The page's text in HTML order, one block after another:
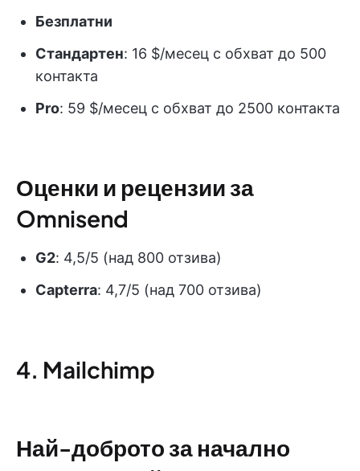
Безплатни
Стандартен: 16 $/месец с обхват до 500
контакта
Pro: 59 $/месец с обхват до 2500 контакта
Оценки и рецензии за
Omnisend
G2: 4,5/5 (над 800 отзива)
Capterra: 4,7/5 (над 700 отзива)
4. Mailchimp
Най-доброто за начално